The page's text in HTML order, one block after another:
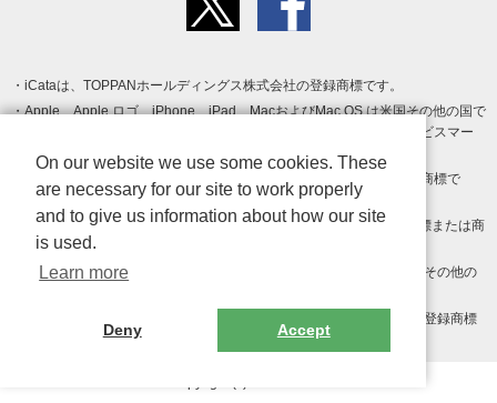
iCataは、TOPPANホールディングス株式会社の登録商標です。
Apple、Apple ロゴ、iPhone、iPad、MacおよびMac OS は米国その他の国で
登録された Apple Inc. の商標です。App Store は Apple Inc. のサービスマー
クです。
Android、Google Play および Google Play ロゴ は Google LLC の商標で
す。
Windows は Microsoft Inc.の米国およびその他の国における登録商標または商
標です。
Adobe、Adobe Reader、Adobe PDF は、Adobe Inc.の米国およびその他の
その他、記載されている会社名、商品名、ロゴは各社の商標または登録商標
On our website we use some cookies. These
are necessary for our site to work properly
and to give us information about how our site
is used.
Learn more
Deny Accept